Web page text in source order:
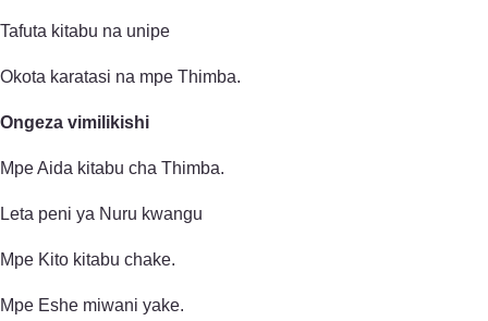
Tafuta kitabu na unipe
Okota karatasi na mpe Thimba.
Ongeza vimilikishi
Mpe Aida kitabu cha Thimba.
Leta peni ya Nuru kwangu
Mpe Kito kitabu chake.
Mpe Eshe miwani yake.